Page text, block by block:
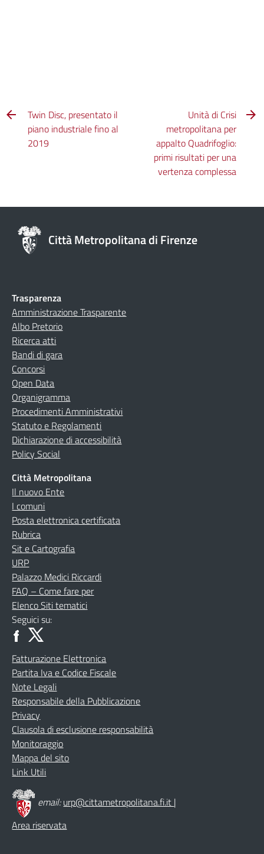
Twin Disc, presentato il
piano industriale fino al
2019
Unità di Crisi
metropolitana per
appalto Quadrifoglio:
primi risultati per una
vertenza complessa
Città Metropolitana di Firenze
Trasparenza
Amministrazione Trasparente
Albo Pretorio
Ricerca atti
Bandi di gara
Concorsi
Open Data
Organigramma
Procedimenti Amministrativi
Statuto e Regolamenti
Dichiarazione di accessibilità
Policy Social
Città Metropolitana
Il nuovo Ente
I comuni
Posta elettronica certificata
Rubrica
Sit e Cartografia
URP
Palazzo Medici Riccardi
FAQ – Come fare per
Elenco Siti tematici
Seguici su:
Fatturazione Elettronica
Partita Iva e Codice Fiscale
Note Legali
Responsabile della Pubblicazione
Privacy
Clausola di esclusione responsabilità
Monitoraggio
Mappa del sito
Link Utili
email:urp@cittametropolitana.fi.it |
Area riservata